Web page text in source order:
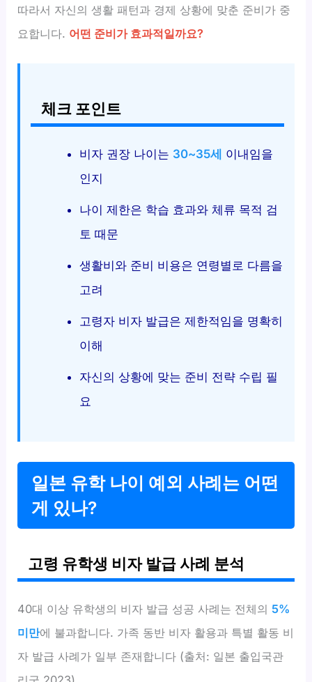
따라서 자신의 생활 패턴과 경제 상황에 맞춘 준비가 중
요합니다. 어떤 준비가 효과적일까요?
체크 포인트
비자 권장 나이는 30~35세 이내임을
인지
나이 제한은 학습 효과와 체류 목적 검
토 때문
생활비와 준비 비용은 연령별로 다름을
고려
고령자 비자 발급은 제한적임을 명확히
이해
자신의 상황에 맞는 준비 전략 수립 필
요
일본 유학 나이 예외 사례는 어떤
게 있나?
고령 유학생 비자 발급 사례 분석
40대 이상 유학생의 비자 발급 성공 사례는 전체의 5%
미만에 불과합니다. 가족 동반 비자 활용과 특별 활동 비
자 발급 사례가 일부 존재합니다 (출처: 일본 출입국관